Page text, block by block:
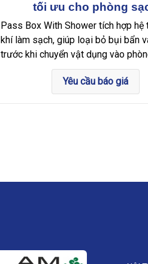
tối ưu cho phòng
Pass Box With Shower tích hợp hệ
khí làm sạch, giúp loại bỏ bụi bẩn
trước khi chuyển vật dụng vào
Yêu cầu báo giá